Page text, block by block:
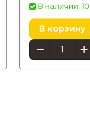
В наличии: 10
В корзину